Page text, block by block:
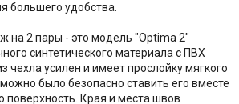
большего удобства.
на 2 пары - это модель "Optima 2"
синтетического материала с ПВХ
чехла усилен и имеет прослойку мягкого
было безопасно ставить его вместе
Края и места швов